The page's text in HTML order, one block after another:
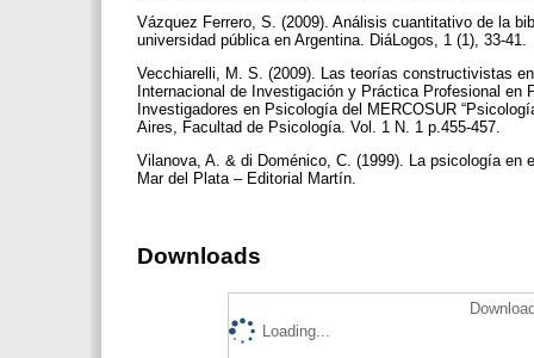
Vázquez Ferrero, S. (2009). Análisis cuantitativo de la
universidad pública en Argentina. DiáLogos, 1 (1), 33-41.
Vecchiarelli, M. S. (2009). Las teorías constructivistas
Internacional de Investigación y Práctica Profesional
Investigadores en Psicología del MERCOSUR
Aires, Facultad de Psicología. Vol. 1 N. 1 p.455-457.
Vilanova, A. & di Doménico, C. (1999). La psicología en
Mar del Plata – Editorial Martín.
Downloads
Loading...